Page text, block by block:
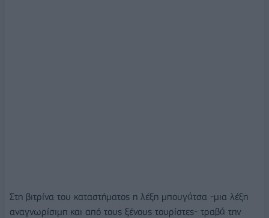
Στη βιτρίνα του καταστήματος η λέξη μπουγάτσα -μια λέξη
αναγνωρίσιμη και από τους ξένους τουρίστες- τραβά την